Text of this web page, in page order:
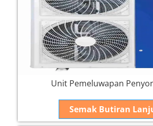
Unit Pemeluwapan
Semak Butiran